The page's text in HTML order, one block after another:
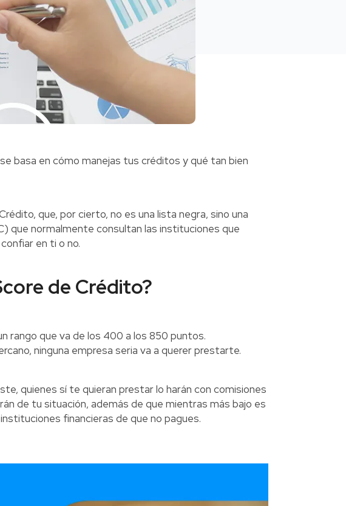
basa en cómo manejas tus créditos y qué tan bien
que, por cierto, no es una lista negra, sino una
que normalmente consultan las instituciones que
en ti o no.
de Crédito?
rango que va de los 400 a los 850 puntos.
ninguna empresa seria va a querer prestarte.
quienes sí te quieran prestar lo harán con comisiones
de tu situación, además de que mientras más bajo es
financieras de que no pagues.